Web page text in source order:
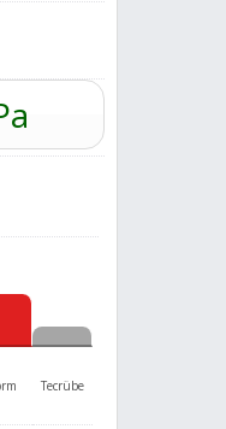
Tecrübe